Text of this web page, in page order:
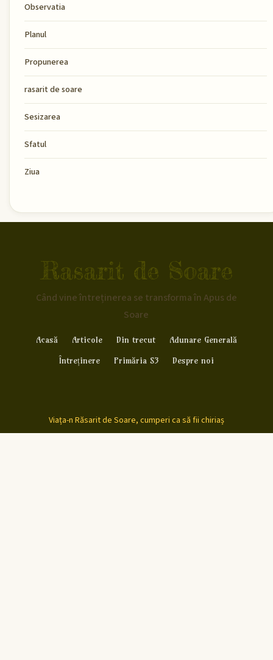
Observatia
Planul
Propunerea
rasarit de soare
Sesizarea
Sfatul
Ziua
Rasarit de Soare
Când vine întreținerea se transforma în Apus de
Soare
Acasă Articole Din trecut
Adunare Generală
Întreținere
Primăria S3 Despre noi
Viața-n Răsarit de Soare, cumperi ca să fii chiriaș